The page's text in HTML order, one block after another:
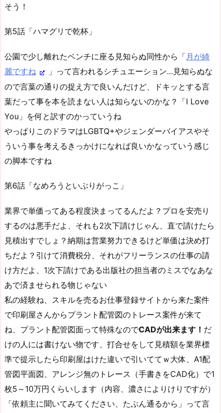
そう！
第5話「ハマグリで乾杯」
公園で少し離れたベンチに座る見知らぬ同性から「月が綺
麗ですね
」って言われるシチュエーション…見知らぬな
ので言葉の通りの捉え方で良いんだけど、ドキッとする言
葉だって事を本を読まない人は知らないのかな？「I Love
You」を何と訳すのかっていうね
やっぱりこのドラマはLGBTQ+やジェンダーバイアスやそ
ういう事を考えるきっかけになれば良いかなっていう感じ
の脚本ですね
第6話「なめろうといぶりがっこ」
業界で単価ってある程度決まってるんだよ？プロを安売り
するのは悪手だよ、それも2次下請けじゃん、直で請けたら
見積出すでしょ？納期は営業努力できるけど単価は決め打
ちだよ？引けて消費税分、それがフリーランスの仕事の請
け方だよ、1次下請けである出版社の担当者のミスでなあな
あで済ませられる物じゃない
私の経験ね、スキルを売るお仕事登録サイトから来た案件
で印刷屋さんからプラント配管図のトレース案件が来て
ね、プラント配管図面って特殊なのでCADが出来ます！ だ
けの人には書けない物です、打合せをして見積額を業界標
準で提示したら印刷屋はけた違いで引いててｗ大体、A1配
管図平面図、アレンジ無のトレース（手書きをCAD化）で1
枚5～10万円くらいします（内容、濃さによりけりですが）
「依頼主に聞いてみてください、たぶん通るから」って言